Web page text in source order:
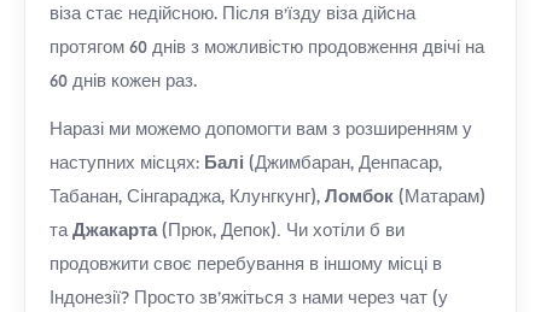
віза стає недійсною. Після в'їзду віза дійсна
протягом 60 днів з можливістю продовження двічі на
60 днів кожен раз.
Наразі ми можемо допомогти вам з розширенням у
наступних місцях: Балі (Джимбаран, Денпасар,
Табанан, Сінгараджа, Клунгкунг),Ломбок (Матарам)
таДжакарта(Прюк, Депок). Чи хотіли б ви
продовжити своє перебування в іншому місці в
Індонезії? Просто зв’яжіться з нами через чат (у